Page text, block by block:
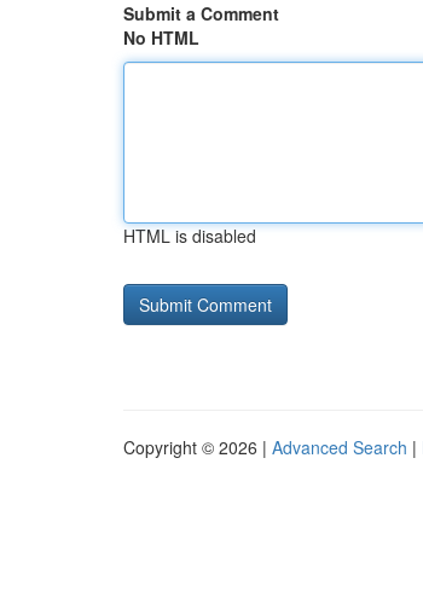
Submit a Comment
No HTML
HTML is disabled
Copyright © 2026 | Advanced Search |